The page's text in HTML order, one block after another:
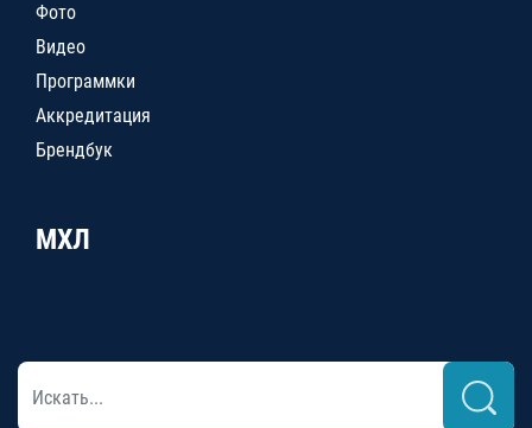
Фото
Видео
Программки
Аккредитация
Брендбук
МХЛ